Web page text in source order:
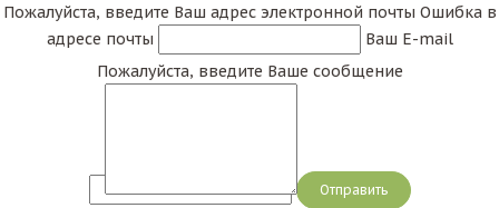
Пожалуйста, введите Ваш адрес электронной почты Ошибка в
адресе почты
Ваш E-mail
Пожалуйста, введите Ваше сообщение
Сообщение